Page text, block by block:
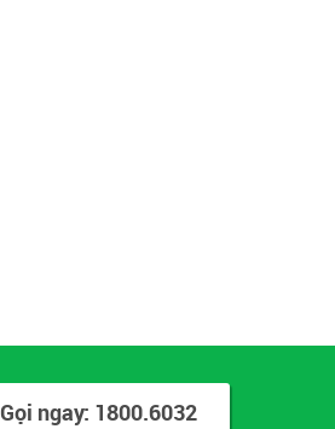
Gọi ngay: 1800.6032